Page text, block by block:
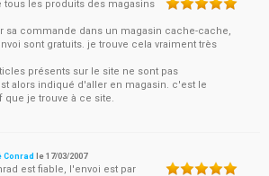
tous les produits des magasins
sa commande dans un magasin cache-cache,
sont gratuits. je trouve cela vraiment très
présents sur le site ne sont pas
alors indiqué d'aller en magasin. c'est le
je trouve à ce site.
Conrad le17/03/2007
est fiable, l'envoi est par